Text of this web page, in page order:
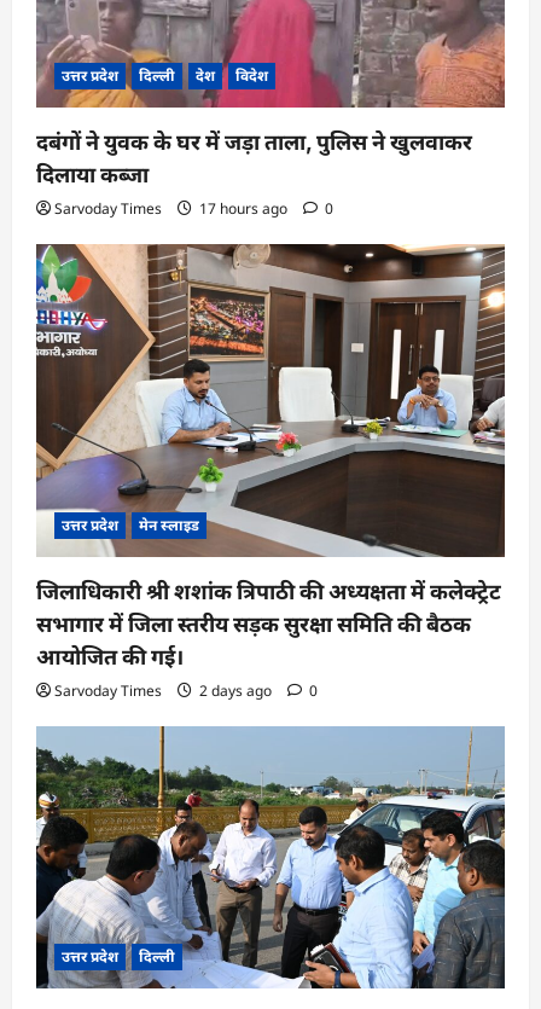
उत्तर प्रदेश दिल्ली देश विदेश
दबंगों ने युवक के घर में जड़ा ताला, पुलिस ने खुलवाकर
दिलाया कब्जा
Sarvoday Times 17 hours ago 0
उत्तर प्रदेश मेन स्लाइड
जिलाधिकारी श्री शशांक त्रिपाठी की अध्यक्षता में कलेक्ट्रेट
सभागार में जिला स्तरीय सड़क सुरक्षा समिति की बैठक
आयोजित की गई।
Sarvoday Times 2 days ago 0
उत्तर प्रदेश दिल्ली